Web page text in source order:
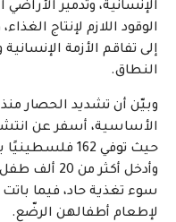
الإنسانية، وتدمير
الوقود اللازم لإنتاج
إلى تفاقم الأزمة
النطاق.
الأساسية، أسفر عن
وأدخل
سوء تغذية حاد، فيما
لإطعام أطفالهن الرضّع.